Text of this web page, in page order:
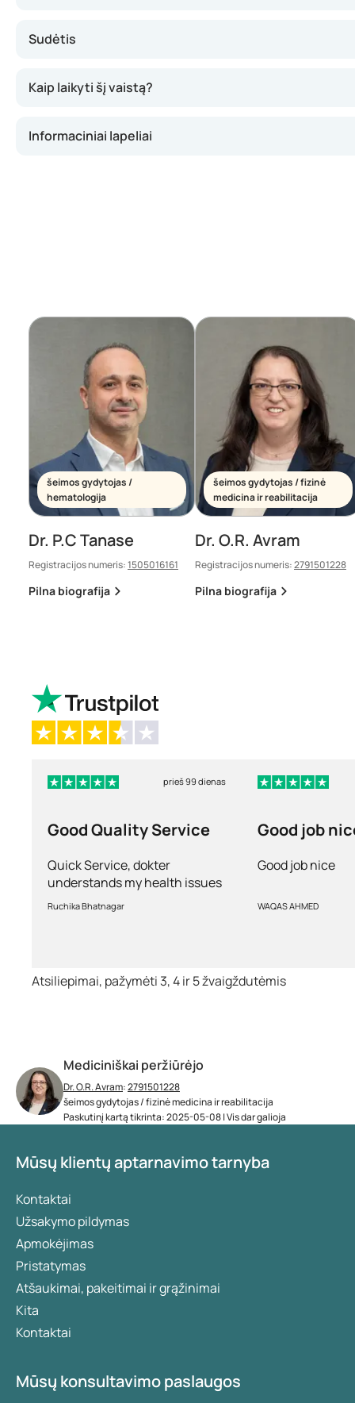
Mediciniškai peržiūrėjo
Dr. O.R. Avram:2791501228
šeimos gydytojas / fizinė medicina ir reabilitacija
Paskutinį kartą tikrinta: 2025-05-08 | Vis dar galioja
Sudėtis
Kaip laikyti šį vaistą?
Informaciniai lapeliai
šeimos gydytojas /
hematologija
Dr. P.C Tanase
Registracijos numeris:1505016161
Pilna biografija
šeimos gydytojas / fizinė
medicina ir reabilitacija
Dr. O.R. Avram
Registracijos numeris:2791501228
Pilna biografija
prieš 99 dienas
Good Quality Service
Quick Service, dokter
understands my health issues
and good diagnosis
Ruchika Bhatnagar
Good job
Good job nice
WAQAS AHMED
Atsiliepimai, pažymėti 3, 4 ir 5 žvaigždutėmis
Mūsų klientų aptarnavimo tarnyba
Kontaktai
Užsakymo pildymas
Apmokėjimas
Pristatymas
Atšaukimai, pakeitimai ir grąžinimai
Kita
Kontaktai
Mūsų konsultavimo paslaugos